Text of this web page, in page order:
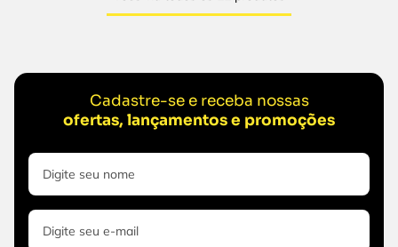
Cadastre-se e receba nossas
ofertas, lançamentos e promoções